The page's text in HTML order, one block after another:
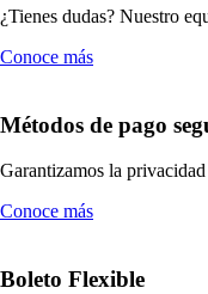
¿Tienes dudas? Nuestro
Conoce más
Métodos de pago
Garantizamos la
Conoce más
Boleto Flexible